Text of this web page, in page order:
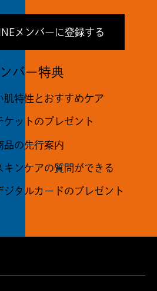
メンバーに登録する
バー特典
肌特性とおすすめケア
ケットのプレゼント
品の先行案内
キンケアの質問ができる
ジタルカードのプレゼント